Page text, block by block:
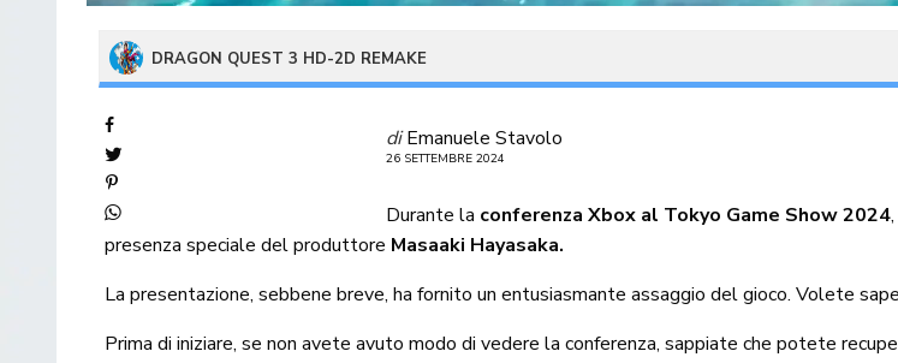
DRAGON QUEST 3 HD-2D REMAKE
di Emanuele Stavolo
26 SETTEMBRE 2024
Durante la conferenza Xbox al Tokyo Game Show 2024
presenza speciale del produttore Masaaki Hayasaka.
La presentazione, sebbene breve, ha fornito un entusiasmante assaggio del gioco. Volete
Prima di iniziare, se non avete avuto modo di vedere la conferenza, sappiate che potete